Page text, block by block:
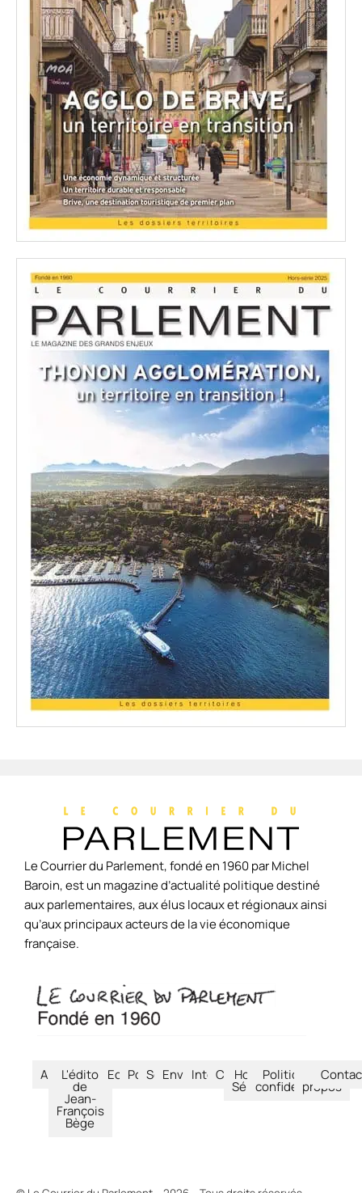
Le Courrier du Parlement, fondé en 1960 par Michel
Baroin, est un magazine d’actualité politique destiné
aux parlementaires, aux élus locaux et régionaux ainsi
qu’aux principaux acteurs de la vie économique
française.
Accueil
L'édito
de
Jean-
François
Bège
Economie
Politique
SociétéEnvironnement
International
CultureHors-
Séries
Politique de
confidentialité
À
propos